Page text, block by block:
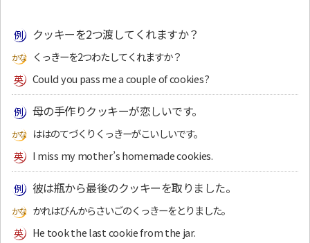
クッキーを2つ渡してくれますか？
くっきーを2つわたしてくれますか？
Could you pass me a couple of cookies?
母の手作りクッキーが恋しいです。
ははのてづくりくっきーがこいしいです。
I miss my mother’s homemade cookies.
彼は瓶から最後のクッキーを取りました。
かれはびんからさいごのくっきーをとりました。
He took the last cookie from the jar.